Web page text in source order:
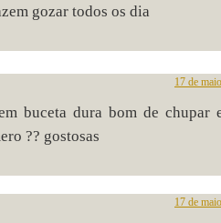
gozar todos os dia
17 de
buceta dura bom de chupar
?? gostosas
17 de